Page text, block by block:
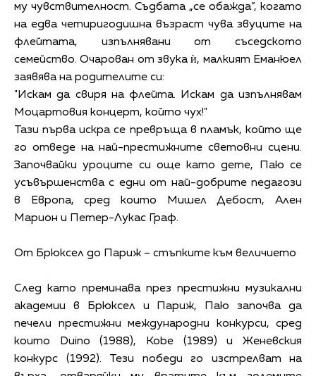
му чувствителност. Съдбата „се обажда”, когато
на едва четиригодишна възраст чува звуците на
флейтата, изпълнявани от съседското
семейство. Очарован от звука ѝ, малкият Еманюел
заявява на родителите си:
"Искам да свиря на флейта. Искам да изпълнявам
Моцартовия концерт, който чух!"
Тази първа искра се превръща в пламък, който ще
го отведе на най-престижните световни сцени.
Започвайки уроците си още като дете, Паю се
усъвършенства с едни от най-добрите педагози
в Европа, сред които Мишел Дебост, Ален
Марион и Петер-Лукас Граф.
От Брюксел до Париж – стъпките към величието
След като преминава през престижни музикални
академии в Брюксел и Париж, Паю започва да
печели престижни международни конкурси, сред
които Duino (1988), Kobe (1989) и Женевския
конкурс (1992). Тези победи го изстрелват на